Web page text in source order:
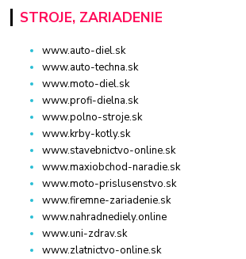
STROJE, ZARIADENIE
www.auto-diel.sk
www.auto-techna.sk
www.moto-diel.sk
www.profi-dielna.sk
www.polno-stroje.sk
www.krby-kotly.sk
www.stavebnictvo-online.sk
www.maxiobchod-naradie.sk
www.moto-prislusenstvo.sk
www.firemne-zariadenie.sk
www.nahradnediely.online
www.uni-zdrav.sk
www.zlatnictvo-online.sk